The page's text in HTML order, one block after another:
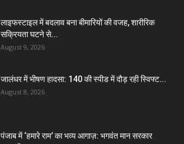
लाइफस्टाइल में बदलाव बना बीमारियों की वजह, शारीरिक
सक्रियता घटने से...
August 9, 2026
जालंधर में भीषण हादसा: 140 की स्पीड में दौड़ रही स्विफ्ट...
August 8, 2026
पंजाब में ‘हमारे राम’ का भव्य आगाज़: भगवंत मान सरकार